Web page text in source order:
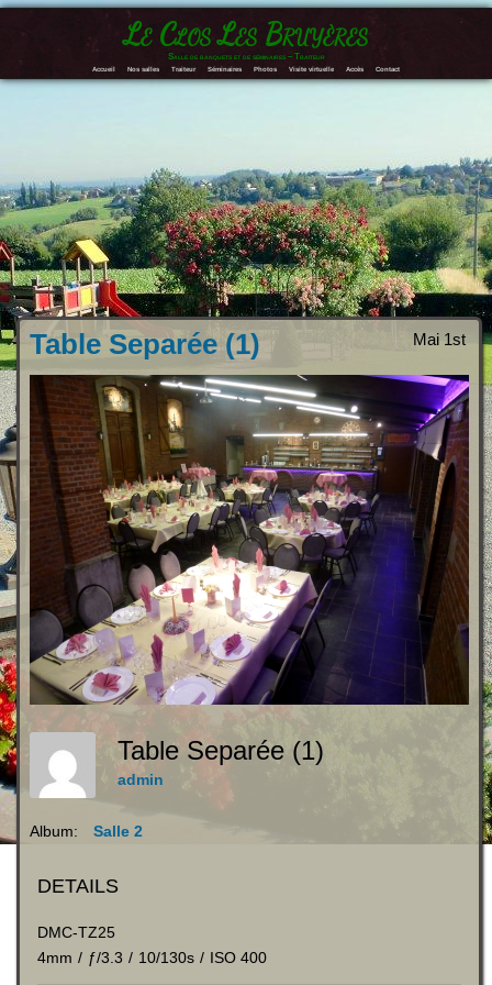
Le Clos Les Bruyères
Salle de banquets et de séminaires – Traiteur
Accueil Nos salles Traiteur Séminaires Photos Visite virtuelle Accès Contact
Mai 1st
Table Separée (1)
Table Separée (1)
admin
Album: Salle 2
DETAILS
DMC-TZ25
4mm / ƒ/3.3 / 10/130s / ISO 400